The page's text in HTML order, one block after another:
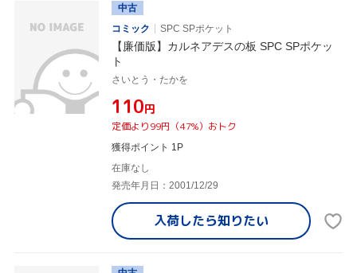
中古
コミック
SPC SPポケット
【廉価版】カルネアデスの板 SPC SPポケッ
ト
さいとう・たかを
¥110円
定価より99円（47%）おトク
獲得ポイント 1P
在庫なし
発売年月日：2001/12/29
入荷したら知りたい